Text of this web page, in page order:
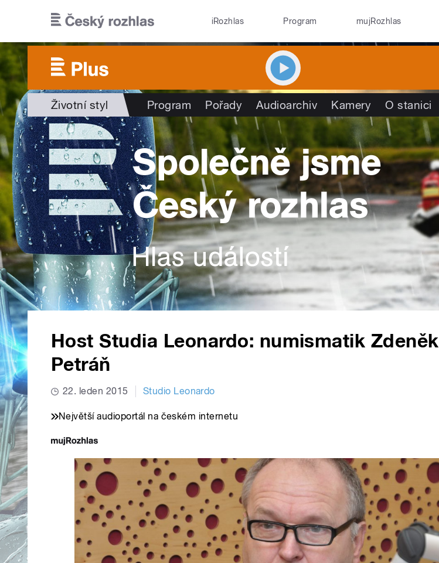
iRozhlas Program mujRozhlas
Životní styl Program Pořady Audioarchiv Kamery O stanici
Host Studia Leonardo: numismatik Zdeněk
Petráň
22. leden 2015 Studio Leonardo
Největší audioportál na českém internetu